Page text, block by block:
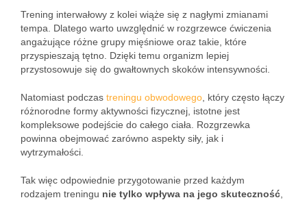
Trening interwałowy z kolei wiąże się z nagłymi zmianami
tempa. Dlatego warto uwzględnić w rozgrzewce ćwiczenia
angażujące różne grupy mięśniowe oraz takie, które
przyspieszają tętno. Dzięki temu organizm lepiej
przystosowuje się do gwałtownych skoków intensywności.
Natomiast podczas treningu obwodowego , który często łączy
różnorodne formy aktywności fizycznej, istotne jest
kompleksowe podejście do całego ciała. Rozgrzewka
powinna obejmować zarówno aspekty siły, jak i
wytrzymałości.
Tak więc odpowiednie przygotowanie przed każdym
rodzajem treningu nie tylko wpływa na jego skuteczność